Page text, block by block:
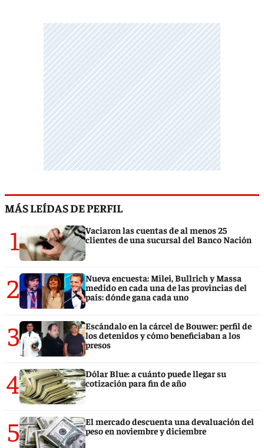
MÁS LEÍDAS DE PERFIL
1
Vaciaron las cuentas de al menos 25
clientes de una sucursal del Banco Nación
2
Nueva encuesta: Milei, Bullrich y Massa
medido en cada una de las provincias del
país: dónde gana cada uno
3
Escándalo en la cárcel de Bouwer: perfil de
los detenidos y cómo beneficiaban a los
presos
4
Dólar Blue: a cuánto puede llegar su
cotización para fin de año
5
El mercado descuenta una devaluación del
peso en noviembre y diciembre